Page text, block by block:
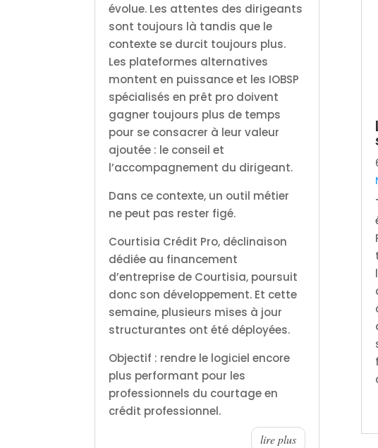
évolue. Les attentes des dirigeants
sont toujours là tandis que le
contexte se durcit toujours plus.
Les plateformes alternatives
montent en puissance et les IOBSP
spécialisés en prêt pro doivent
gagner toujours plus de temps
pour se consacrer à leur valeur
ajoutée : le conseil et
l’accompagnement du dirigeant.
Dans ce contexte, un outil métier
ne peut pas rester figé.
Courtisia Crédit Pro, déclinaison
dédiée au financement
d’entreprise de Courtisia, poursuit
donc son développement. Et cette
semaine, plusieurs mises à jour
structurantes ont été déployées.
Objectif : rendre le logiciel encore
plus performant pour les
professionnels du courtage en
crédit professionnel.
lire plus